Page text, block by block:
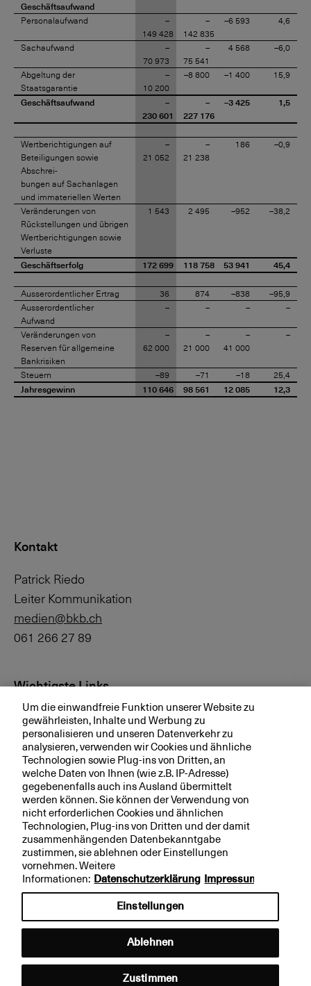
Geschäftsaufwand
Personalaufwand
–
149 428
–
142 835
–6 593 4,6
Sachaufwand
–
70 973
–
75 541
4 568 –6,0
Abgeltung der
Staatsgarantie
–
10 200
–8 800 –1 400 15,9
Geschäftsaufwand
–
230 601
–
227 176
–3 425 1,5
Wertberichtigungen auf
Beteiligungen sowie
Abschrei-
bungen auf Sachanlagen
und immateriellen Werten
–
21 052
–
21 238
186 –0,9
Veränderungen von
Rückstellungen und übrigen
Wertberichtigungen sowie
Verluste
1 543 2 495 –952 –38,2
Geschäftserfolg 172 699 118 758 53 941 45,4
Ausserordentlicher Ertrag 36 874 –838
–95,9
Ausserordentlicher
Aufwand
– – – –
Veränderungen von
Reserven für allgemeine
Bankrisiken
–
62 000
–
21 000
–
41 000
–
Steuern –89 –71 –18
25,4
Jahresgewinn
110 646 98 561 12 085 12,3
Kontakt
Patrick Riedo
Leiter Kommunikation
medien@bkb.ch
061 266 27 89
Wichtigste Links
Investor Relations
Medien
bkb.ch
Ihre BKB
Magazin
Jobs
Engagement
Nachhaltigkeit
Rechtliche Hinweise Impressum
Um die einwandfreie Funktion unserer Website zu
gewährleisten, Inhalte und Werbung zu
personalisieren und unseren Datenverkehr zu
analysieren, verwenden wir Cookies und ähnliche
Technologien sowie Plug-ins von Dritten, an
welche Daten von Ihnen (wie z.B. IP-Adresse)
gegebenenfalls auch ins Ausland übermittelt
werden können. Sie können der Verwendung von
nicht erforderlichen Cookies und ähnlichen
Technologien, Plug-ins von Dritten und der damit
zusammenhängenden Datenbekanntgabe
zustimmen, sie ablehnen oder Einstellungen
vornehmen. Weitere
Informationen: Datenschutzerklärung Impressum
Einstellungen
Ablehnen
Zustimmen